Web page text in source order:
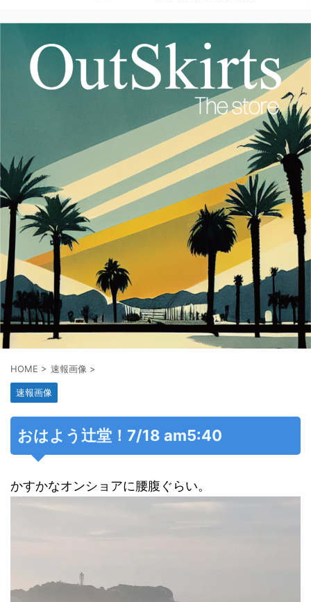
HOME > 速報画像 >
速報画像
おはよう辻堂！7/18 am5:40
かすかなオンショアに腰腹ぐらい。